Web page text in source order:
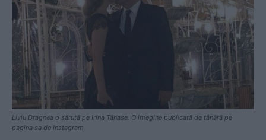
Liviu Dragnea o sărută pe Irina Tănase. O imegine publicată de tânără pe
pagina sa de Instagram